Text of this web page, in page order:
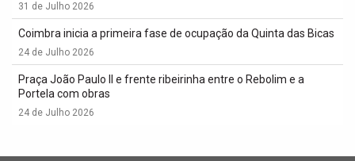
31 de Julho 2026
Coimbra inicia a primeira fase de ocupação da Quinta das Bicas
24 de Julho 2026
Praça João Paulo II e frente ribeirinha entre o Rebolim e a
Portela com obras
24 de Julho 2026